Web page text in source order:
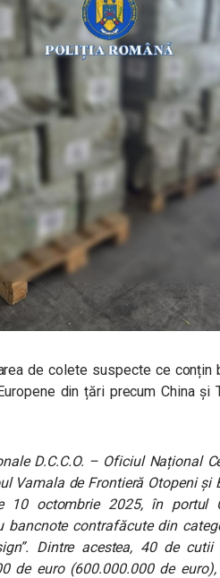
de colete suspecte ce conțin
din țări precum China și
D.C.C.O. – Oficiul Național
Vamala de Frontieră Otopeni și
10 octombrie 2025, în portul
bancnote contrafăcute din
Dintre acestea, 40 de
de euro (600.000.000 de